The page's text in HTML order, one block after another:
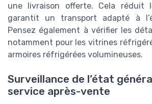
une livraison offerte. Cela réduit
garantit un transport adapté à
Pensez également à vérifier les
notamment pour les vitrines
armoires réfrigérées volumineuses.
Surveillance de l’état
service après-vente